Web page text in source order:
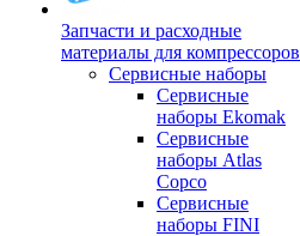
Запчасти и расходные
материалы для компрессоров
Cервисные наборы
Сервисные
наборы Ekomak
Cервисные
наборы Atlas
Copco
Сервисные
наборы FINI